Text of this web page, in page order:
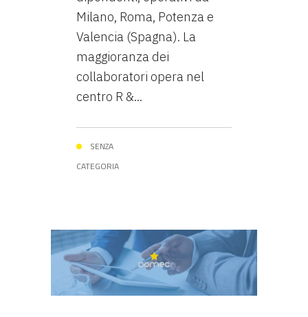
Milano, Roma, Potenza e
Valencia (Spagna). La
maggioranza dei
collaboratori opera nel
centro R &...
SENZA
CATEGORIA